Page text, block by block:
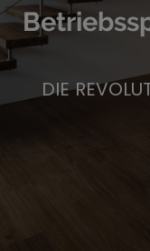
DIE